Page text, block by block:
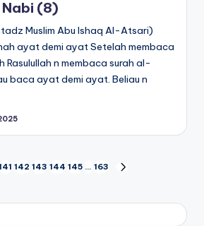
(8)
Muslim Abu Ishaq Al-Atsari)
ayat demi ayat Setelah membaca
Rasulullah n membaca surah al-
baca ayat demi ayat. Beliau n
142 143 144 145 … 163